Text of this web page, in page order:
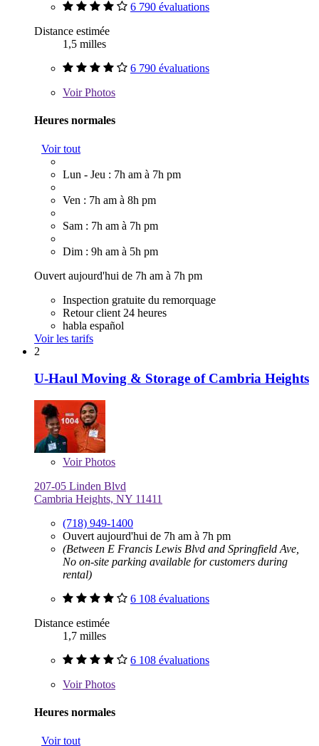
6 790 évaluations
Distance estimée
1,5 milles
6 790 évaluations
VoirPhotos
Heures normales
Voir tout
Lun - Jeu : 7h am à 7h pm
Ven : 7h am à 8h pm
Sam : 7h am à 7h pm
Dim : 9h am à 5h pm
Ouvert aujourd'hui de 7h am à 7h pm
Inspection gratuite du remorquage
Retour client 24 heures
habla español
Voir les tarifs
2
U-Haul Moving & Storage of Cambria Heights
VoirPhotos
207-05 Linden Blvd
Cambria Heights, NY 11411
(718) 949-1400
Ouvert aujourd'hui de 7h am à 7h pm
(Between E Francis Lewis Blvd and Springfield Ave,
No on-site parking available for customers during
rental)
6 108 évaluations
Distance estimée
1,7 milles
6 108 évaluations
VoirPhotos
Heures normales
Voir tout